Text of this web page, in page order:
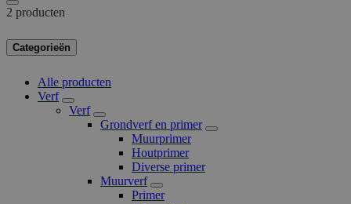
2 producten
Categorieën
Alle producten
Verf
Verf
Grondverf en primer
Muurprimer
Houtprimer
Diverse primer
Muurverf
Primer